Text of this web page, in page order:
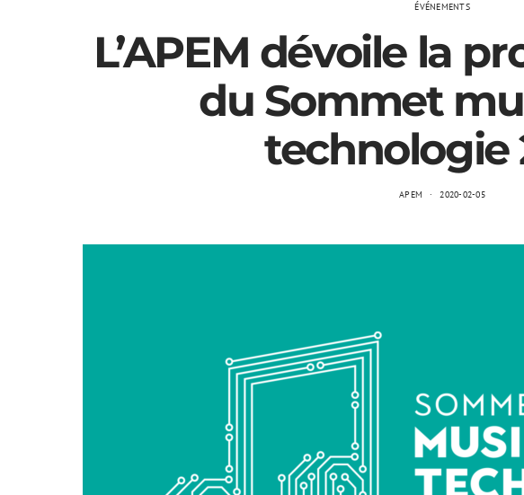
ÉVÉNEMENTS
L’APEM dévoile la
du Sommet
technologie
APEM 2020-02-05